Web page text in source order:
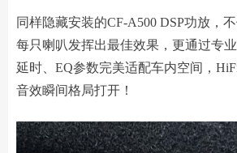
同样隐藏安装的CF-A500 DSP功放，
每只喇叭发挥出最佳效果，更通过专业
延时、EQ参数完美适配车内空间，
音效瞬间格局打开！